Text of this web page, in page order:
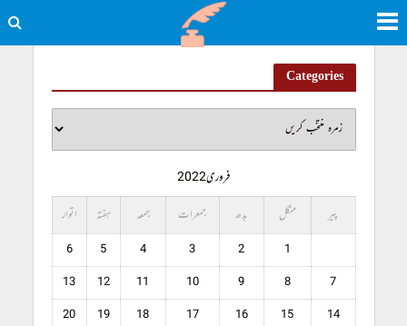
Categories
فروری 2022
پیر
منگل بدھ جمعرات جمعہ ہفتہ اتوار
1
2
3
4
5
6
7
8
9
10
11
12
13
14
15
16
17
18
19
20